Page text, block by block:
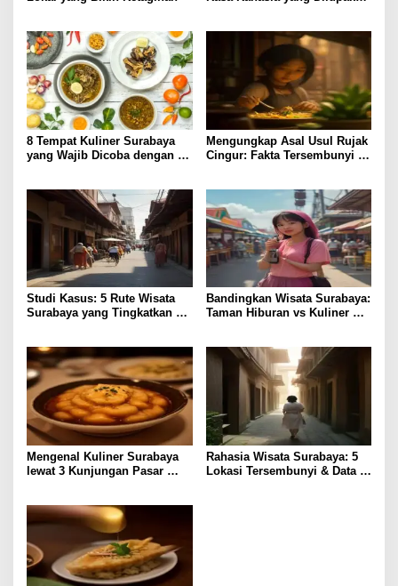
8 Tempat Kuliner Surabaya
yang Wajib Dicoba dengan
Mengungkap Asal Usul Rujak
Cingur: Fakta Tersembunyi di
Studi Kasus: 5 Rute Wisata
Surabaya yang Tingkatkan
Bandingkan Wisata Surabaya:
Taman Hiburan vs Kuliner
Mengenal Kuliner Surabaya
lewat 3 Kunjungan Pasar
Rahasia Wisata Surabaya: 5
Lokasi Tersembunyi & Data